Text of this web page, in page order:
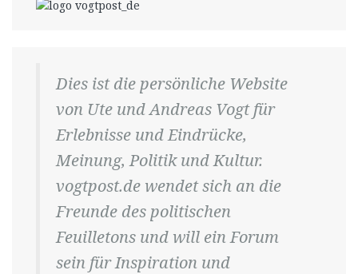
Dies ist die persönliche Website
von Ute und Andreas Vogt für
Erlebnisse und Eindrücke,
Meinung, Politik und Kultur.
vogtpost.de wendet sich an die
Freunde des politischen
Feuilletons und will ein Forum
sein für Inspiration und